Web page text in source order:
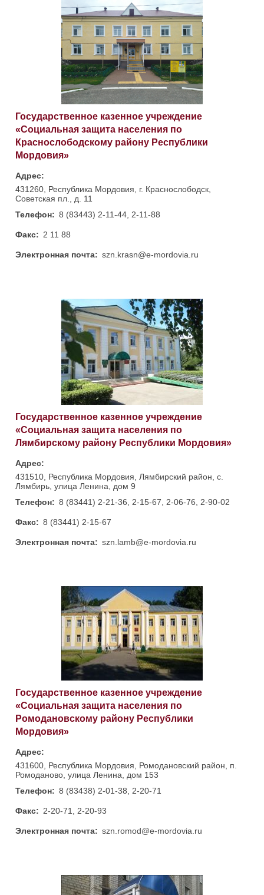
Государственное казенное учреждение
«Социальная защита населения по
Краснослободскому району Республики
Мордовия»
Адрес:
431260, Республика Мордовия, г. Краснослободск,
Советская пл., д. 11
Телефон: 8 (83443) 2-11-44, 2-11-88
Факс: 2 11 88
Электронная почта: szn.krasn@e-mordovia.ru
Государственное казенное учреждение
«Социальная защита населения по
Лямбирскому району Республики Мордовия»
Адрес:
431510, Республика Мордовия, Лямбирский район, с.
Лямбирь, улица Ленина, дом 9
Телефон: 8 (83441) 2-21-36, 2-15-67, 2-06-76, 2-90-02
Факс: 8 (83441) 2-15-67
Электронная почта: szn.lamb@e-mordovia.ru
Государственное казенное учреждение
«Социальная защита населения по
Ромодановскому району Республики
Мордовия»
Адрес:
431600, Республика Мордовия, Ромодановский район, п.
Ромоданово, улица Ленина, дом 153
Телефон: 8 (83438) 2-01-38, 2-20-71
Факс: 2-20-71, 2-20-93
Электронная почта: szn.romod@e-mordovia.ru